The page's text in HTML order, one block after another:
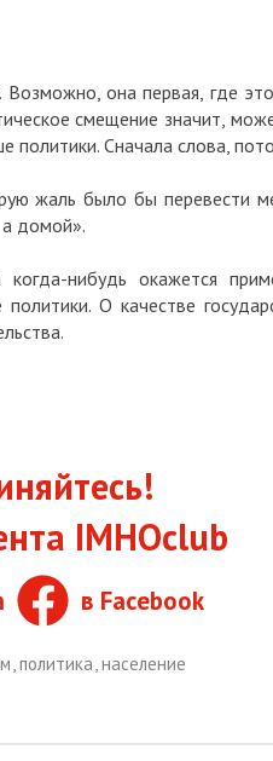
она первая, где
смещение значит,
политики. Сначала слова,
жаль было бы перевести
домой».
нибудь окажется
О качестве
IMHOclub
в Facebook
,политика,население